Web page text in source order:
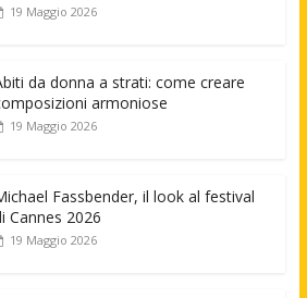
19 Maggio 2026
da donna a strati: come creare
armoniose
19 Maggio 2026
Fassbender, il look al festival
Cannes 2026
19 Maggio 2026